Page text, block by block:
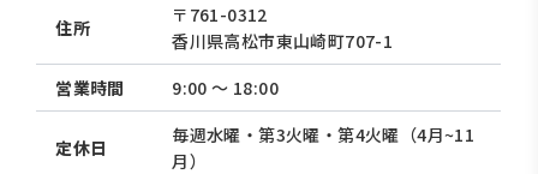
住所
〒761-0312
香川県高松市東山崎町707-1
営業時間
9:00 〜 18:00
定休日
毎週水曜・第3火曜・第4火曜（4月~11
月）